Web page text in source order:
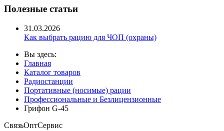
Полезные статьи
31.03.2026
Как выбрать рацию для ЧОП (охраны)
Вы здесь:
Главная
Каталог товаров
Радиостанции
Портативные (носимые) рации
Профессиональные и Безлицензионные
Грифон G-45
СвязьОптСервис